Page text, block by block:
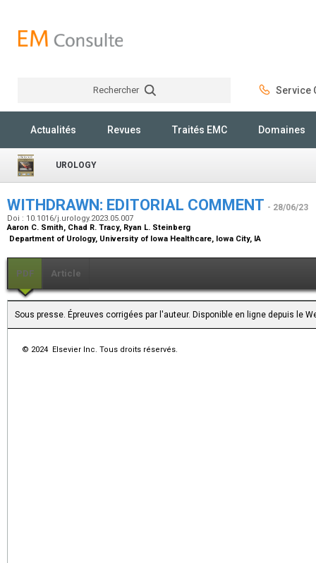
Rechercher Service
Actualités Revues Traités EMC Domaines
UROLOGY
WITHDRAWN: EDITORIAL COMMENT - 28/06/23
Doi : 10.1016/j.urology.2023.05.007
Aaron C. Smith, Chad R. Tracy, Ryan L. Steinberg
Department of Urology, University of Iowa Healthcare, Iowa City, IA
PDF Article
Sous presse. Épreuves corrigées par l'auteur. Disponible en ligne depuis le
© 2024 Elsevier Inc. Tous droits réservés.